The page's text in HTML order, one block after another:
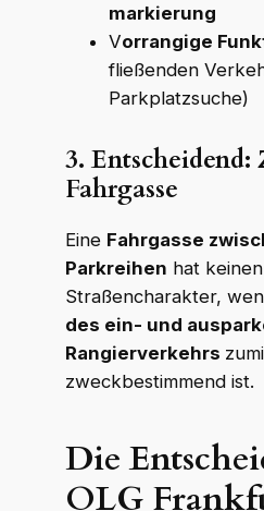
markierung
Vorrangige
fließenden
Parkplatzsuche)
3.
Fahrgasse
Eine Fahrgasse
Parkreihen hat keinen
Straßencharakter,
des ein- und
Rangierverkehrs
zweckbestimmend ist.
Die
OLG